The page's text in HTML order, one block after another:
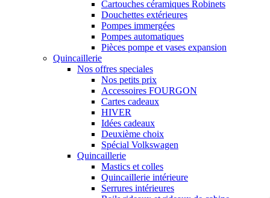
Cartouches céramiques Robinets
Douchettes extérieures
Pompes immergées
Pompes automatiques
Pièces pompe et vases expansion
Quincaillerie
Nos offres speciales
Nos petits prix
Accessoires FOURGON
Cartes cadeaux
HIVER
Idées cadeaux
Deuxième choix
Spécial Volkswagen
Quincaillerie
Mastics et colles
Quincaillerie intérieure
Serrures intérieures